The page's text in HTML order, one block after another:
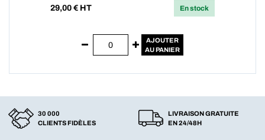
29,00 € HT En stock
AJOUTER
AU PANIER
30 000
CLIENTS FIDÈLES
LIVRAISON GRATUITE
EN 24/48H